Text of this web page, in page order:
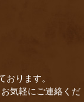
おります。
気軽にご連絡くだ